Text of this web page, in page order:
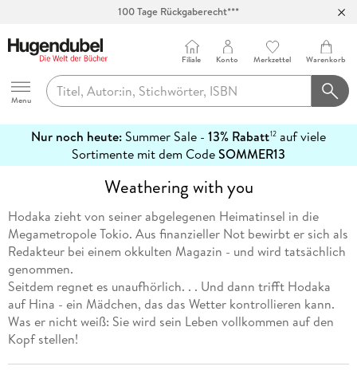
100 Tage Rückgaberecht***
Hugendubel
Menu
Filiale Konto Merkzettel Warenkorb
Nur noch heute: Summer Sale - 13% Rabatt12 auf viele
Sortimente mit dem CodeSOMMER13
erfahren
Weathering with you
Hodaka zieht von seiner abgelegenen Heimatinsel in die
Megametropole Tokio. Aus finanzieller Not bewirbt er sich als
Redakteur bei einem okkulten Magazin - und wird tatsächlich
genommen.
Seitdem regnet es unaufhörlich. . . Und dann trifft Hodaka
auf Hina - ein Mädchen, das das Wetter kontrollieren kann.
Was er nicht weiß: Sie wird sein Leben vollkommen auf den
Kopf stellen!